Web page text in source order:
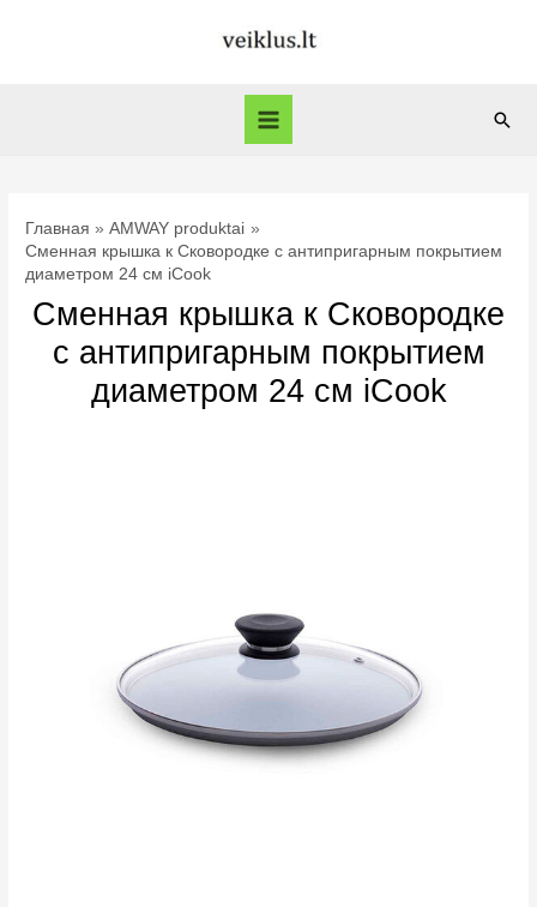
Main
Главная
AMWAY produktai
Сменная крышка к Сковородке с антипригарным покрытием
диаметром 24 см iCook
Сменная крышка к Сковородке
с антипригарным покрытием
диаметром 24 см iCook